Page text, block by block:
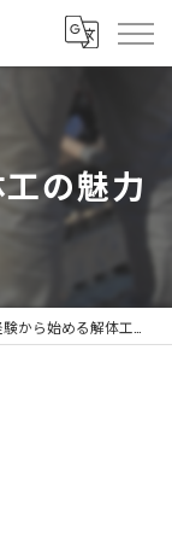
の魅力
から始める解体工の魅力